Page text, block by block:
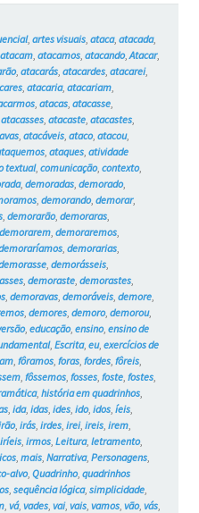
, artes visuais, ataca, atacada,
atacam, atacamos, atacando, Atacar,
, atacarás, atacardes, atacarei,
, atacaria, atacariam,
, atacas, atacasse,
atacasses, atacaste, atacastes,
, atacáveis, ataco, atacou,
, ataques, atividade
textual, comunicação, contexto,
, demoradas, demorado,
, demorando, demorar,
, demorarão, demoraras,
demorarem, demoraremos,
, demorarias,
, demorásseis,
, demoraste, demorastes,
, demoravas, demoráveis, demore,
, demores, demoro, demorou,
, educação, ensino, ensino de
, Escrita, eu, exercícios de
, fôramos, foras, fordes, fôreis,
, fôssemos, fosses, foste, fostes,
, história em quadrinhos,
, ida, idas, ides, ido, idos, íeis,
, irás, irdes, irei, ireis, irem,
iríeis, irmos, Leitura, letramento,
, mais, Narrativa, Personagens,
alvo, Quadrinho, quadrinhos
, sequência lógica, simplicidade,
, vá, vades, vai, vais, vamos, vão, vás,